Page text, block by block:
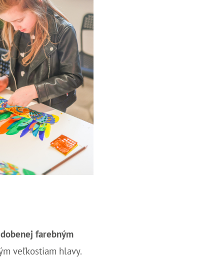
farebným
veľkostiam hlavy.